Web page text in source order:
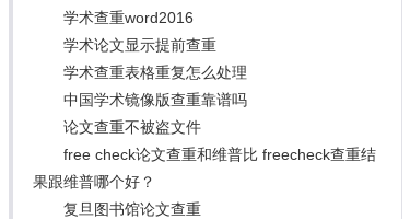
学术查重word2016
学术论文显示提前查重
学术查重表格重复怎么处理
中国学术镜像版查重靠谱吗
论文查重不被盗文件
free check论文查重和维普比 freecheck查重结
果跟维普哪个好？
复旦图书馆论文查重